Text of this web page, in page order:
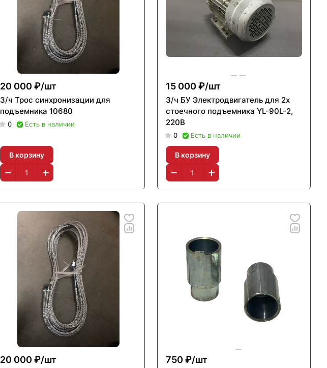
20 000 ₽/шт
З/ч Трос синхронизации для
подъемника 10680
0 Есть в наличии
В корзину
15 000 ₽/шт
З/ч БУ Электродвигатель для 2х
стоечного подъемника YL-90L-2,
220В
0 Есть в наличии
В корзину
20 000 ₽/шт 750 ₽/шт